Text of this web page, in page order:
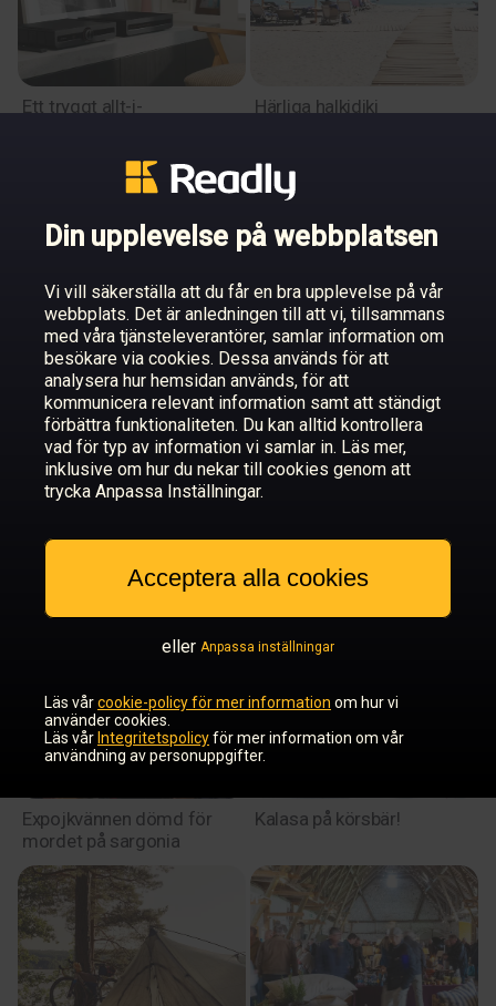
Ett tryggt allt-i-
Härliga halkidiki
10 circuit de spa-
francorchamps, stavelot
belgiens gp 19 juli
Hembakat av säsongens
skörd
Expojkvännen dömd för
mordet på sargonia
Kalasa på körsbär!
Din upplevelse på webbplatsen
Vi vill säkerställa att du får en bra upplevelse på vår
webbplats. Det är anledningen till att vi, tillsammans
med våra tjänsteleverantörer, samlar information om
besökare via cookies. Dessa används för att
analysera hur hemsidan används, för att
kommunicera relevant information samt att ständigt
förbättra funktionaliteten. Du kan alltid kontrollera
vad för typ av information vi samlar in. Läs mer,
inklusive om hur du nekar till cookies genom att
trycka Anpassa Inställningar.
Acceptera alla cookies
eller Anpassa inställningar
Läs vårcookie-policy för mer information om hur vi
använder cookies.
Läs vår Integritetspolicyför mer information om vår
användning av personuppgifter.